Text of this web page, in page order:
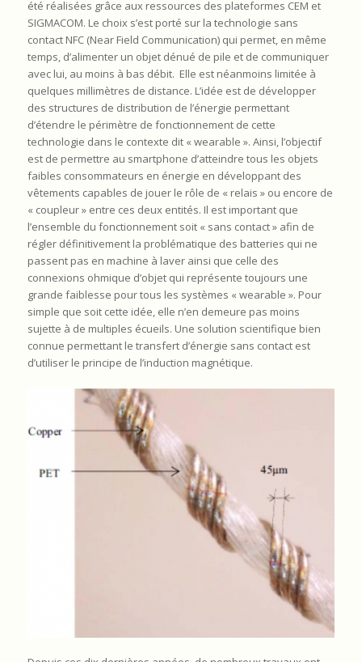
été réalisées grâce aux ressources des plateformes CEM et
SIGMACOM. Le choix s’est porté sur la technologie sans
contact NFC (Near Field Communication) qui permet, en même
temps, d’alimenter un objet dénué de pile et de communiquer
avec lui, au moins à bas débit. Elle est néanmoins limitée à
quelques millimètres de distance. L’idée est de développer
des structures de distribution de l’énergie permettant
d’étendre le périmètre de fonctionnement de cette
technologie dans le contexte dit « wearable ». Ainsi, l’objectif
est de permettre au smartphone d’atteindre tous les objets
faibles consommateurs en énergie en développant des
vêtements capables de jouer le rôle de « relais » ou encore de
« coupleur » entre ces deux entités. Il est important que
l’ensemble du fonctionnement soit « sans contact » afin de
régler définitivement la problématique des batteries qui ne
passent pas en machine à laver ainsi que celle des
connexions ohmique d’objet qui représente toujours une
grande faiblesse pour tous les systèmes « wearable ». Pour
simple que soit cette idée, elle n’en demeure pas moins
sujette à de multiples écueils. Une solution scientifique bien
connue permettant le transfert d’énergie sans contact est
d’utiliser le principe de l’induction magnétique.